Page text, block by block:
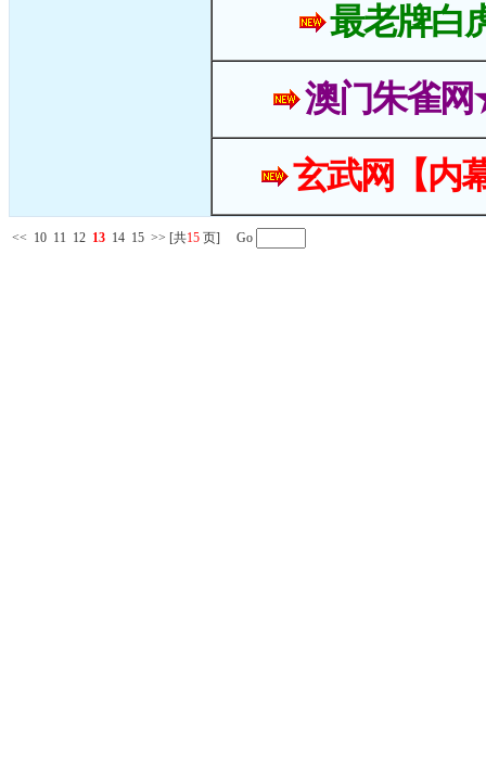
最老牌白
澳门朱雀
玄武网【内
<< 10 11 12 13 14 15 >> [共15 页] Go